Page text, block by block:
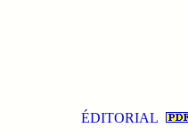
ÉDITORIAL